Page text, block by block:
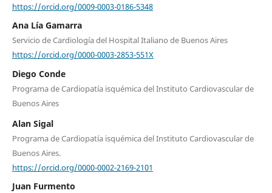
https://orcid.org/0009-0003-0186-5348
Ana Lía Gamarra
Servicio de Cardiología del Hospital Italiano de Buenos Aires
https://orcid.org/0000-0003-2853-551X
Diego Conde
Programa de Cardiopatía isquémica del Instituto Cardiovascular de
Buenos Aires
Alan Sigal
Programa de Cardiopatía isquémica del Instituto Cardiovascular de
Buenos Aires.
https://orcid.org/0000-0002-2169-2101
Juan Furmento